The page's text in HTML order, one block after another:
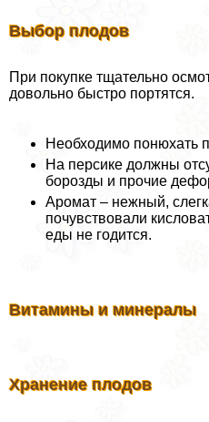
Выбор плодов
При покупке тщательно
довольно быстро портятся.
Необходимо понюхать
На персике должны
борозды и прочие
Аромат – нежный,
почувствовали
еды не годится.
Витамины и минералы
Хранение плодов